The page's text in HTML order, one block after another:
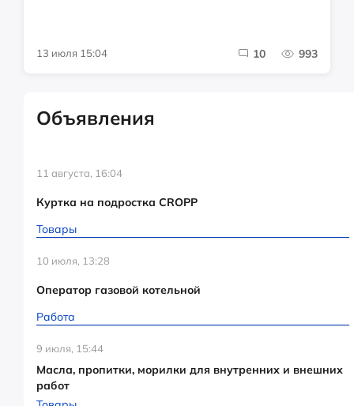
13 июля 15:04 10 993
Объявления
11 августа, 16:04
Куртка на подростка CROPP
Товары
10 июля, 13:28
Оператор газовой котельной
Работа
9 июля, 15:44
Масла, пропитки, морилки для внутренних и внешних
работ